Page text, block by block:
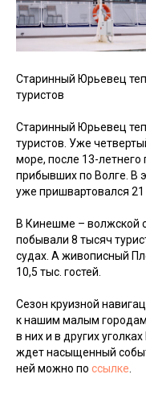
Старинный Юрьевец
туристов
Старинный Юрьевец
туристов. Уже
море, после 13-летнего
прибывших по Волге. В
уже пришвартовался 21
В Кинешме – волжской
побывали 8 тысяч
судах. А живописный
10,5 тыс. гостей.
Сезон круизной
к нашим малым
в них и в других
ждет насыщенный
ней можно по ссылке